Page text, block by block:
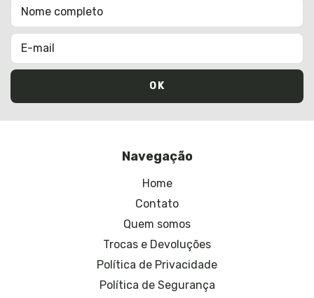
Navegação
Home
Contato
Quem somos
Trocas e Devoluções
Política de Privacidade
Política de Segurança